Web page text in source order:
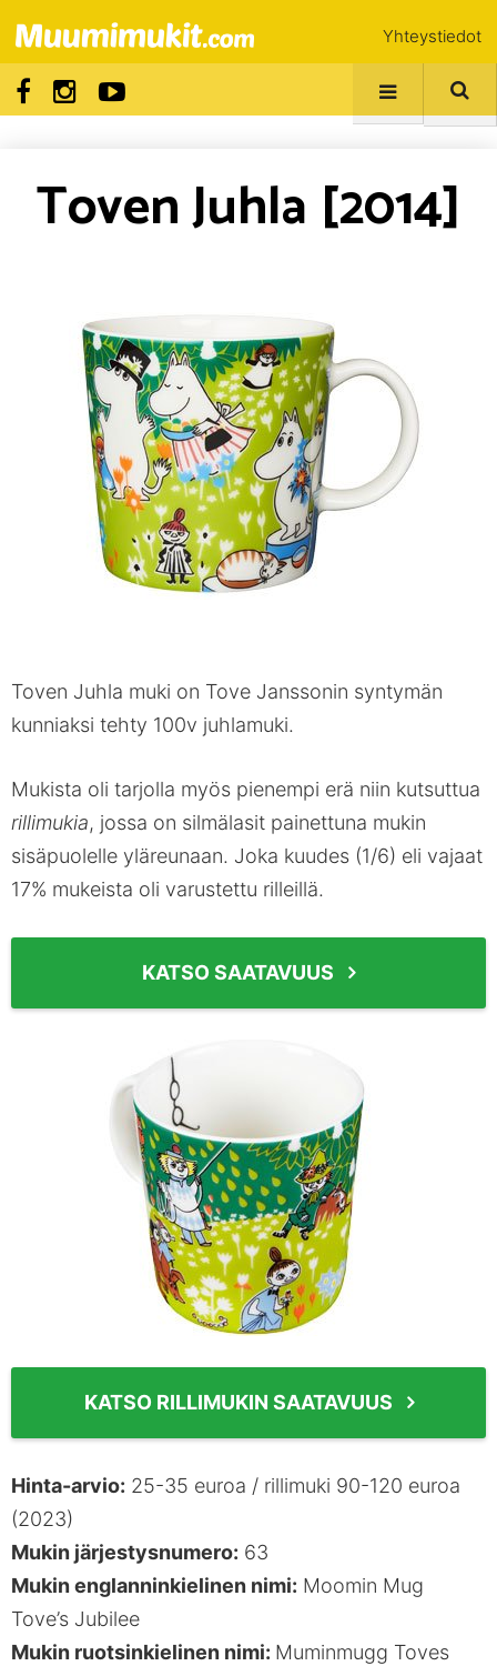
Yhteystiedot
Toven Juhla [2014]
Toven Juhla muki on Tove Janssonin syntymän
kunniaksi tehty 100v juhlamuki.
Mukista oli tarjolla myös pienempi erä niin kutsuttua
rillimukia, jossa on silmälasit painettuna mukin
sisäpuolelle yläreunaan. Joka kuudes (1/6) eli vajaat
17% mukeista oli varustettu rilleillä.
KATSO SAATAVUUS
KATSO RILLIMUKIN SAATAVUUS
Hinta-arvio: 25-35 euroa / rillimuki 90-120 euroa
(2023)
Mukin järjestysnumero: 63
Mukin englanninkielinen nimi: Moomin Mug
Tove’s Jubilee
Mukin ruotsinkielinen nimi: Muminmugg Toves